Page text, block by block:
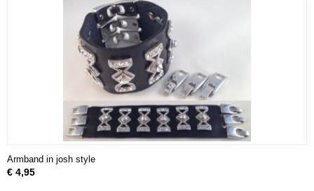
Armband in josh style
€ 4,95